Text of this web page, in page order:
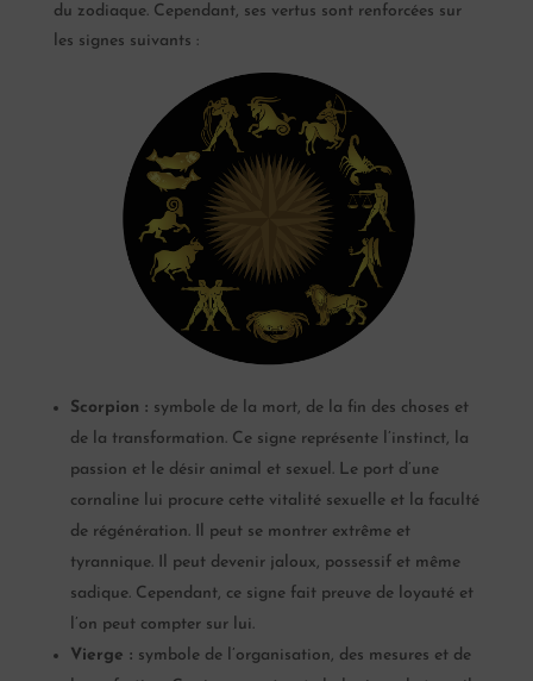
du zodiaque. Cependant, ses vertus sont renforcées sur
les signes suivants :
Scorpion : symbole de la mort, de la fin des choses et
de la transformation. Ce signe représente l’instinct, la
passion et le désir animal et sexuel. Le port d’une
cornaline lui procure cette vitalité sexuelle et la faculté
de régénération. Il peut se montrer extrême et
tyrannique. Il peut devenir jaloux, possessif et même
sadique. Cependant, ce signe fait preuve de loyauté et
l’on peut compter sur lui.
Vierge : symbole de l’organisation, des mesures et de